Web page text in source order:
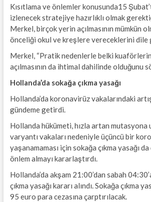
Kısıtlama ve önlemler konusunda15
izlenecek stratejiye hazırlıklı olmak
Merkel, birçok yerin açılmasının mümkün
önceliği okul ve kreşlere vereceklerini dile
Merkel, “Pratik nedenlerle belki kuaförlerin
açılmasının da ihtimal dahilinde olduğunu
Hollanda’da sokağa çıkma yasağı
Hollanda’da koronavirüz vakalarındaki
gündeme getirdi.
Hollanda hükümeti, hızla artan mutasyona
varyantı vakaları nedeniyle üçüncü bir
yaşanamaması için sokağa çıkma yasağı
önlem almayı kararlaştırdı.
Hollanda’da akşam 21:00’dan sabah
çıkma yasağı kararı alındı. Sokağa çıkma
95 euro para cezasına çarptırılacak.